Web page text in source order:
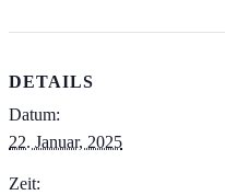
DETAILS
Datum:
22. Januar, 2025
Zeit: